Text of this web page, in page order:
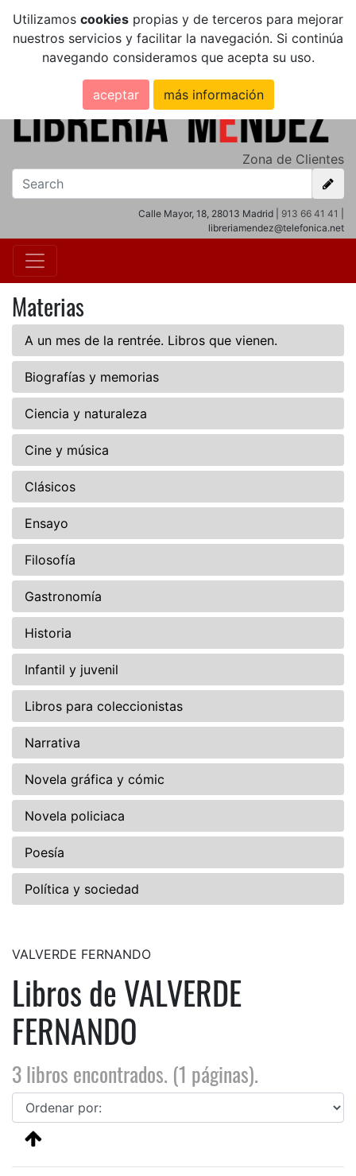
Utilizamos cookies propias y de terceros para mejorar
nuestros servicios y facilitar la navegación. Si continúa
navegando consideramos que acepta su uso.
aceptar más información
Zona de Clientes
Calle Mayor, 18, 28013 Madrid | 913 66 41 41
libreriamendez@telefonica.net
Materias
A un mes de la rentrée. Libros que vienen.
Biografías y memorias
Ciencia y naturaleza
Cine y música
Clásicos
Ensayo
Filosofía
Gastronomía
Historia
Infantil y juvenil
Libros para coleccionistas
Narrativa
Novela gráfica y cómic
Novela policiaca
Poesía
Política y sociedad
VALVERDE FERNANDO
Libros de VALVERDE
FERNANDO
3 libros encontrados. (1 páginas).